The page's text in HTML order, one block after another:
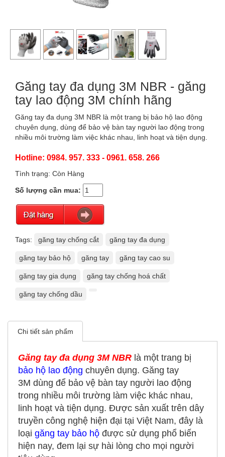
Găng tay đa dụng 3M NBR - găng
tay lao động 3M chính hãng
Găng tay đa dụng 3M NBR là một trang bị bảo hộ lao động
chuyên dụng, dùng để bảo vệ bàn tay người lao động trong
nhiều môi trường làm việc khác nhau, linh hoạt và tiện dụng.
Hotline: 0984. 957. 333 - 0961. 658. 266
Tình trạng: Còn Hàng
Số lượng cần mua:
Tags: găng tay chống cắt găng tay đa dụng
găng tay bảo hộ găng tay găng tay cao su
găng tay gia dụng găng tay chống hoá chất
găng tay chống dầu
Chi tiết sản phẩm
Găng tay đa dụng 3M NBR là một trang bị
bảo hộ lao động chuyên dụng. Găng tay
3M dùng để bảo vệ bàn tay người lao động
trong nhiều môi trường làm việc khác nhau,
linh hoạt và tiện dụng. Được sản xuất trên dây
truyền công nghệ hiện đại tại Việt Nam, đây là
loại găng tay bảo hộ được sử dụng phổ biến
hiện nay, đem lại sự hài lòng cho mọi người